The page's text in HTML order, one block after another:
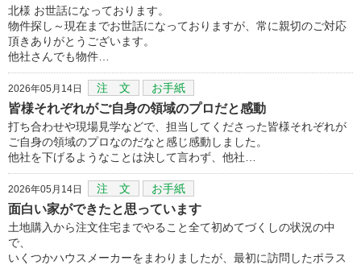
北様 お世話になっております。
物件探し～現在までお世話になっておりますが、常に親切のご対応
頂きありがとうございます。
他社さんでも物件…
2026年05月14日 注 文 お手紙
皆様それぞれがご自身の領域のプロだと感動
打ち合わせや現場見学などで、担当してくださった皆様それぞれが
ご自身の領域のプロなのだなと感じ感動しました。
他社を下げるようなことは決して言わず、他社…
2026年05月14日 注 文 お手紙
面白い家ができたと思っています
土地購入から注文住宅までやること全て初めてづくしの状況の中
で、
いくつかハウスメーカーをまわりましたが、最初に訪問したポラス